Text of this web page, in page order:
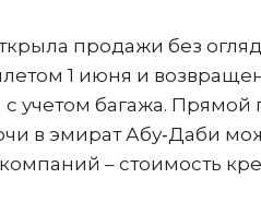
продажи без
1 июня и
с учетом багажа.
в эмират Абу‑Даби
– стоимость